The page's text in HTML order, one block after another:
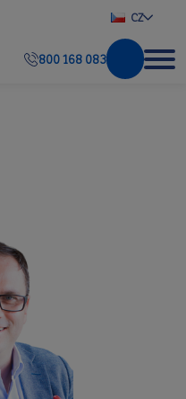
CZ
800 168 083